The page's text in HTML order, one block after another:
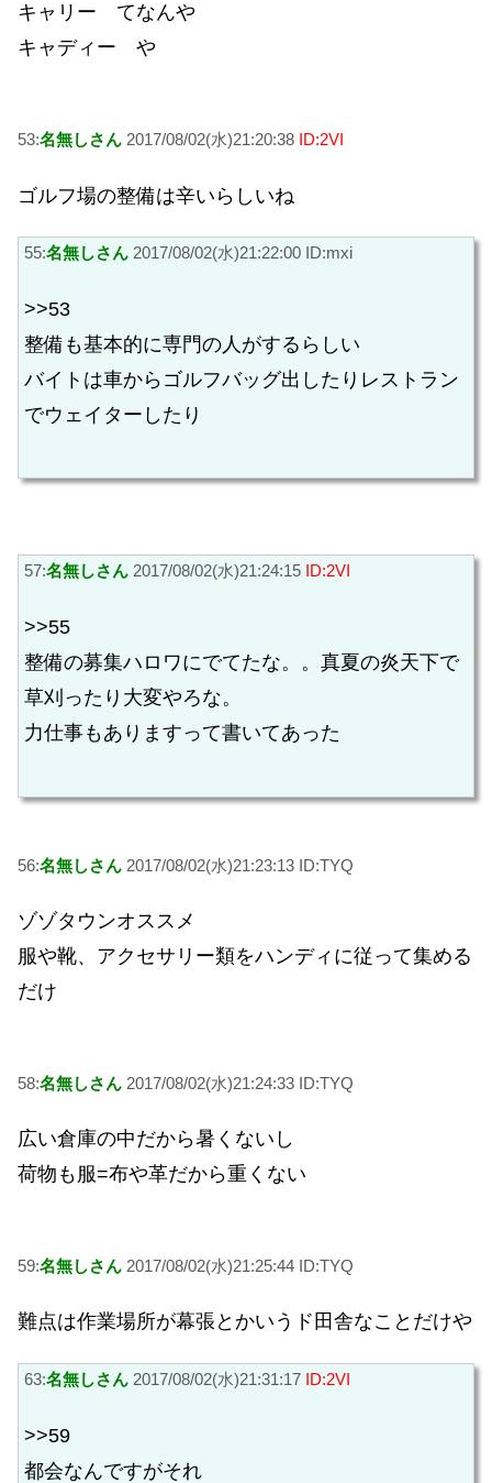
キャリー てなんや
キャディー や
53:名無しさん 2017/08/02(水)21:20:38 ID:2VI
ゴルフ場の整備は辛いらしいね
55:名無しさん 2017/08/02(水)21:22:00 ID:mxi
>>53
整備も基本的に専門の人がするらしい
バイトは車からゴルフバッグ出したりレストラン
でウェイターしたり
57:名無しさん 2017/08/02(水)21:24:15 ID:2VI
>>55
整備の募集ハロワにでてたな。。真夏の炎天下で
草刈ったり大変やろな。
力仕事もありますって書いてあった
56:名無しさん 2017/08/02(水)21:23:13 ID:TYQ
ゾゾタウンオススメ
服や靴、アクセサリー類をハンディに従って集める
だけ
58:名無しさん 2017/08/02(水)21:24:33 ID:TYQ
広い倉庫の中だから暑くないし
荷物も服=布や革だから重くない
59:名無しさん 2017/08/02(水)21:25:44 ID:TYQ
難点は作業場所が幕張とかいうド田舎なことだけや
63:名無しさん 2017/08/02(水)21:31:17 ID:2VI
>>59
都会なんですがそれ